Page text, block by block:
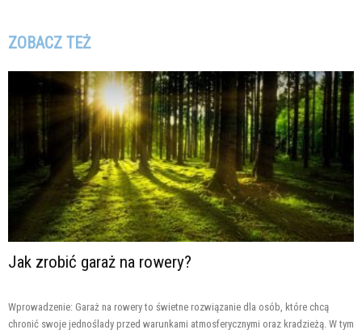
ZOBACZ TEŻ
Jak zrobić garaż na rowery?
Wprowadzenie: Garaż na rowery to świetne rozwiązanie dla osób, które chcą
chronić swoje jednoślady przed warunkami atmosferycznymi oraz kradzieżą. W tym